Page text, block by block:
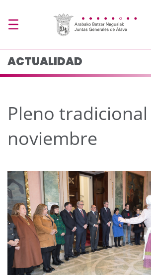
Pleno
ACTUALIDAD
Pleno
noviembre